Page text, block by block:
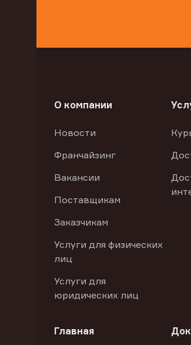
О компании
Новости
Франчайзинг
Вакансии
Поставщикам
Заказчикам
Услуги для физических
лиц
Услуги для
юридических лиц
Главная